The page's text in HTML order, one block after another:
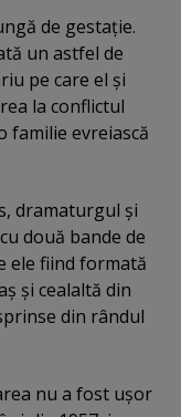
de gestaţie.
un astfel de
pe care el şi
la conflictul
familie evreiască
dramaturgul şi
două bande de
ele fiind formată
şi cealaltă din
din rândul
nu a fost uşor